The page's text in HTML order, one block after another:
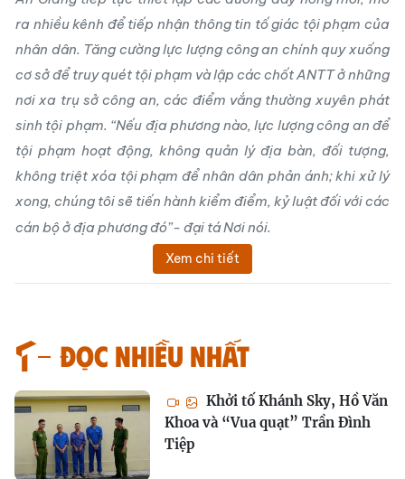
ra nhiều kênh để tiếp nhận thông tin tố giác tội phạm của
nhân dân. Tăng cường lực lượng công an chính quy xuống
cơ sở để truy quét tội phạm và lập các chốt ANTT ở những
nơi xa trụ sở công an, các điểm vắng thường xuyên phát
sinh tội phạm. “Nếu địa phương nào, lực lượng công an để
tội phạm hoạt động, không quản lý địa bàn, đối tượng,
không triệt xóa tội phạm để nhân dân phản ánh; khi xử lý
xong, chúng tôi sẽ tiến hành kiểm điểm, kỷ luật đối với các
cán bộ ở địa phương đó”- đại tá Nơi nói.
Xem chi tiết
Đọc nhiều nhất
Khởi tố Khánh Sky, Hồ Văn
Khoa và “Vua quạt” Trần Đình
Tiệp